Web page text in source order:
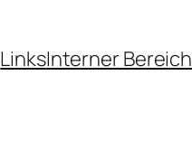
LinksInterner Bereich